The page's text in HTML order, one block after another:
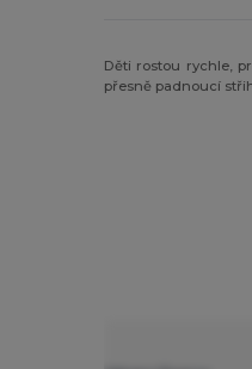
Děti rostou rychle,
přesně padnoucí